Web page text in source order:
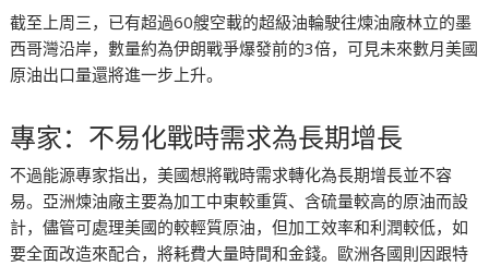
截至上周三，已有超過60艘空載的超級油輪駛往煉油廠林立的墨
西哥灣沿岸，數量約為伊朗戰爭爆發前的3倍，可見未來數月美國
原油出口量還將進一步上升。
專家：不易化戰時需求為長期增長
不過能源專家指出，美國想將戰時需求轉化為長期增長並不容
易。亞洲煉油廠主要為加工中東較重質、含硫量較高的原油而設
計，儘管可處理美國的較輕質原油，但加工效率和利潤較低，如
要全面改造來配合，將耗費大量時間和金錢。歐洲各國則因跟特